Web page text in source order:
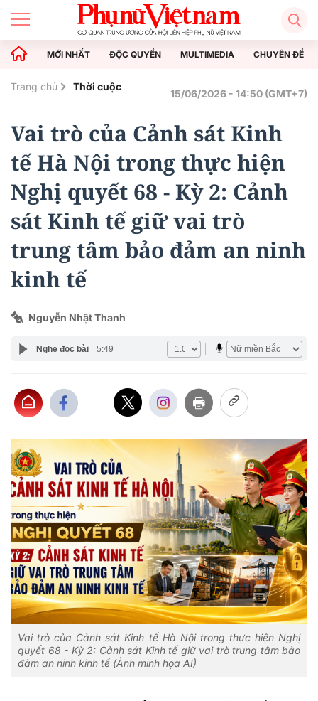
MỚI NHẤT ĐỘC QUYỀN MULTIMEDIA CHUYÊN ĐỀ
Trang chủ Thời cuộc
15/06/2026 - 14:50 (GMT+7)
Vai trò của Cảnh sát Kinh
tế Hà Nội trong thực hiện
Nghị quyết 68 - Kỳ 2: Cảnh
sát Kinh tế giữ vai trò
trung tâm bảo đảm an ninh
kinh tế
Nguyễn Nhật Thanh
Nghe đọc bài 5:49
Vai trò của Cảnh sát Kinh tế Hà Nội trong thực hiện Nghị
quyết 68 - Kỳ 2: Cảnh sát Kinh tế giữ vai trò trung tâm bảo
đảm an ninh kinh tế (Ảnh minh họa AI)